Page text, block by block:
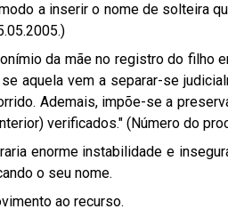
a inserir o nome de solteira
da mãe no registro do filho
aquela vem a separar-se
Ademais, impõe-se a
verificados." (Número do
enorme instabilidade e
o seu nome.
ao recurso.